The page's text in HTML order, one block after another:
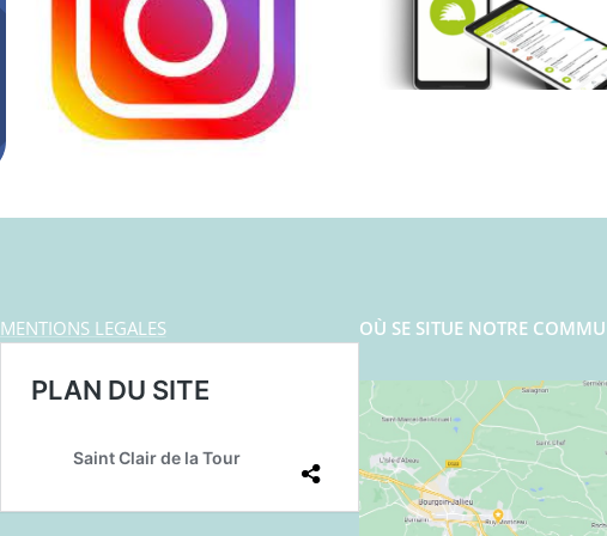
MENTIONS LEGALES OÙ SE SITUE NOTRE